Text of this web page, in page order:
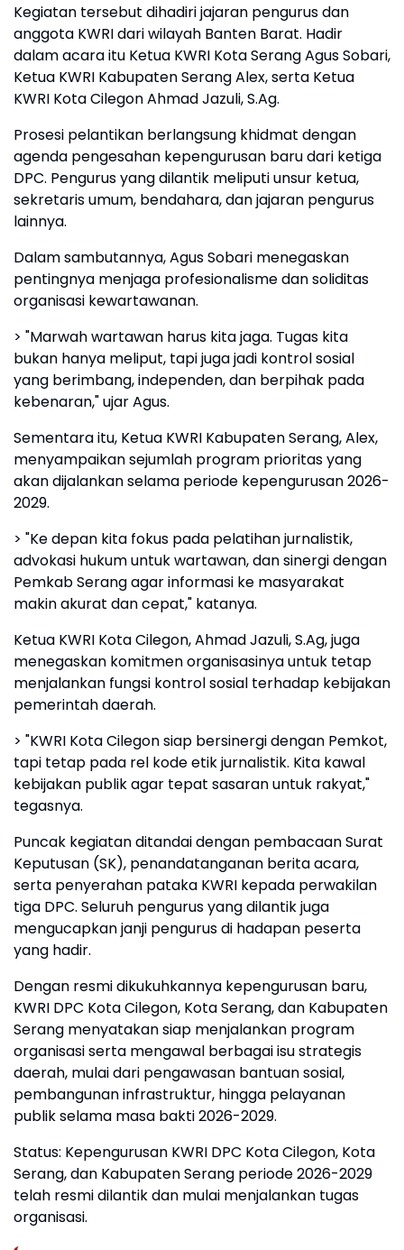
Kegiatan tersebut dihadiri jajaran pengurus dan
anggota KWRI dari wilayah Banten Barat. Hadir
dalam acara itu Ketua KWRI Kota Serang Agus Sobari,
Ketua KWRI Kabupaten Serang Alex, serta Ketua
KWRI Kota Cilegon Ahmad Jazuli, S.Ag.
Prosesi pelantikan berlangsung khidmat dengan
agenda pengesahan kepengurusan baru dari ketiga
DPC. Pengurus yang dilantik meliputi unsur ketua,
sekretaris umum, bendahara, dan jajaran pengurus
lainnya.
Dalam sambutannya, Agus Sobari menegaskan
pentingnya menjaga profesionalisme dan soliditas
organisasi kewartawanan.
> "Marwah wartawan harus kita jaga. Tugas kita
bukan hanya meliput, tapi juga jadi kontrol sosial
yang berimbang, independen, dan berpihak pada
kebenaran," ujar Agus.
Sementara itu, Ketua KWRI Kabupaten Serang, Alex,
menyampaikan sejumlah program prioritas yang
akan dijalankan selama periode kepengurusan 2026-
2029.
> "Ke depan kita fokus pada pelatihan jurnalistik,
advokasi hukum untuk wartawan, dan sinergi dengan
Pemkab Serang agar informasi ke masyarakat
makin akurat dan cepat," katanya.
Ketua KWRI Kota Cilegon, Ahmad Jazuli, S.Ag, juga
menegaskan komitmen organisasinya untuk tetap
menjalankan fungsi kontrol sosial terhadap kebijakan
pemerintah daerah.
> "KWRI Kota Cilegon siap bersinergi dengan Pemkot,
tapi tetap pada rel kode etik jurnalistik. Kita kawal
kebijakan publik agar tepat sasaran untuk rakyat,"
tegasnya.
Puncak kegiatan ditandai dengan pembacaan Surat
Keputusan (SK), penandatanganan berita acara,
serta penyerahan pataka KWRI kepada perwakilan
tiga DPC. Seluruh pengurus yang dilantik juga
mengucapkan janji pengurus di hadapan peserta
yang hadir.
Dengan resmi dikukuhkannya kepengurusan baru,
KWRI DPC Kota Cilegon, Kota Serang, dan Kabupaten
Serang menyatakan siap menjalankan program
organisasi serta mengawal berbagai isu strategis
daerah, mulai dari pengawasan bantuan sosial,
pembangunan infrastruktur, hingga pelayanan
publik selama masa bakti 2026-2029.
Status: Kepengurusan KWRI DPC Kota Cilegon, Kota
Serang, dan Kabupaten Serang periode 2026-2029
telah resmi dilantik dan mulai menjalankan tugas
organisasi.